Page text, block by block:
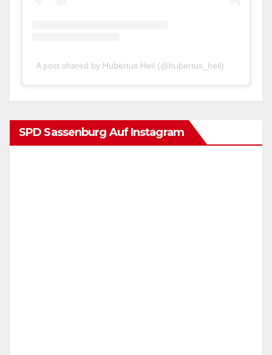
A post shared by Hubertus Heil (@hubertus_heil)
SPD Sassenburg Auf Instagram